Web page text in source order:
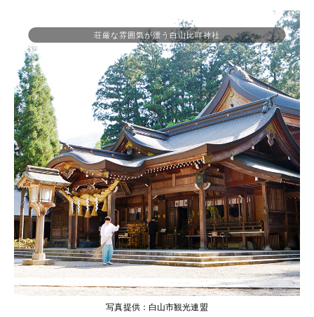
荘厳な雰囲気が漂う白山比咩神社
写真提供：白山市観光連盟